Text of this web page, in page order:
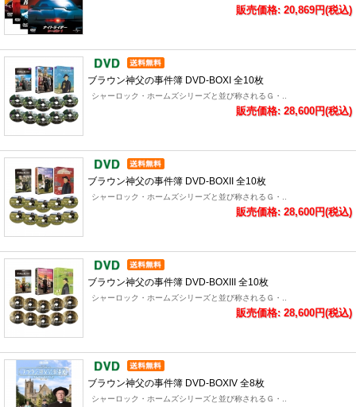
販売価格: 20,869円(税込)
ブラウン神父の事件簿 DVD-BOXI 全10枚
シャーロック・ホームズシリーズと並び称されるＧ・..
販売価格: 28,600円(税込)
ブラウン神父の事件簿 DVD-BOXII 全10枚
シャーロック・ホームズシリーズと並び称されるＧ・..
販売価格: 28,600円(税込)
ブラウン神父の事件簿 DVD-BOXIII 全10枚
シャーロック・ホームズシリーズと並び称されるＧ・..
販売価格: 28,600円(税込)
ブラウン神父の事件簿 DVD-BOXIV 全8枚
シャーロック・ホームズシリーズと並び称されるＧ・..